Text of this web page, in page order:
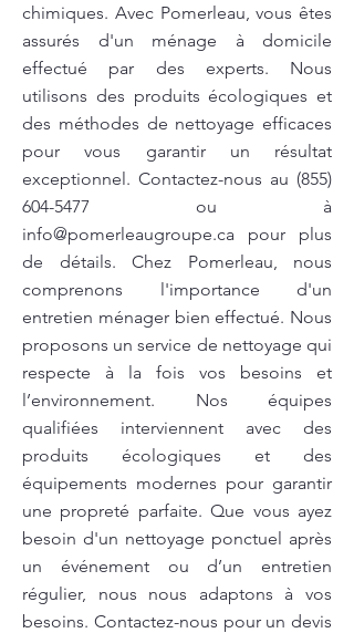
chimiques. Avec Pomerleau, vous êtes
assurés d'un ménage à domicile
effectué par des experts. Nous
utilisons des produits écologiques et
des méthodes de nettoyage efficaces
pour vous garantir un résultat
exceptionnel. Contactez-nous au (855)
604-5477 ou à
info@pomerleaugroupe.ca pour plus
de détails. Chez Pomerleau, nous
comprenons l'importance d'un
entretien ménager bien effectué. Nous
proposons un service de nettoyage qui
respecte à la fois vos besoins et
l’environnement. Nos équipes
qualifiées interviennent avec des
produits écologiques et des
équipements modernes pour garantir
une propreté parfaite. Que vous ayez
besoin d'un nettoyage ponctuel après
un événement ou d’un entretien
régulier, nous nous adaptons à vos
besoins. Contactez-nous pour un devis